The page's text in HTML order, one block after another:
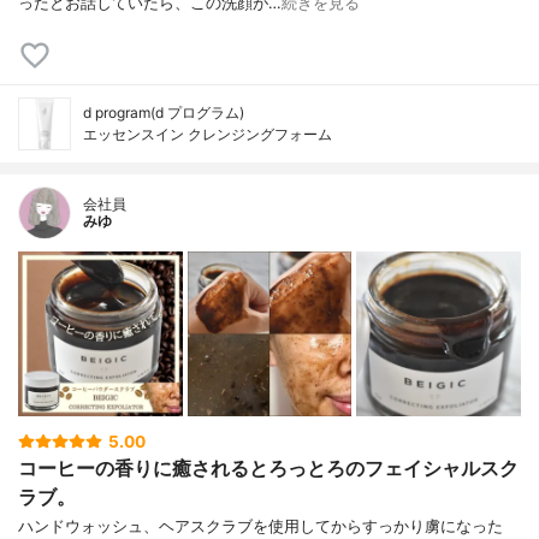
d program(d プログラム)
エッセンスイン クレンジングフォーム
会社員
みゆ
5.00
コーヒーの香りに癒されるとろっとろのフェイシャルスク
ラブ。
ハンドウォッシュ、ヘアスクラブを使用してからすっかり虜になった